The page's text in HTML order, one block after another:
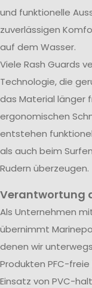
und funktionelle
zuverlässigen
auf dem Wasser.
Viele Rash Guards
Technologie, die
das Material länger
ergonomischen
entstehen
als auch beim
Rudern überzeugen.
Verantwortung
Als Unternehmen
übernimmt
denen wir
Produkten PFC-
Einsatz von PVC-